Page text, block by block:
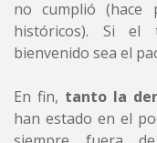
no cumplió
históricos). Si el
bienvenido sea el
En fin, tanto la
han estado en el